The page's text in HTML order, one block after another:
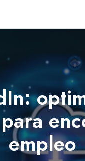
empleo